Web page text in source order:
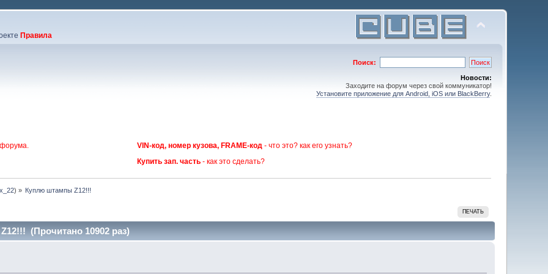
Правила
Поиск:
Новости:
Заходите на форум через свой коммуникатор!
Установите приложение для Android, iOS или BlackBerry.
форума. VIN-код, номер кузова, FRAME-код - что это? как его узнать?
Купить зап. часть - как это сделать?
) » Куплю штампы Z12!!!
ПЕЧАТЬ
(Прочитано 10902 раз)